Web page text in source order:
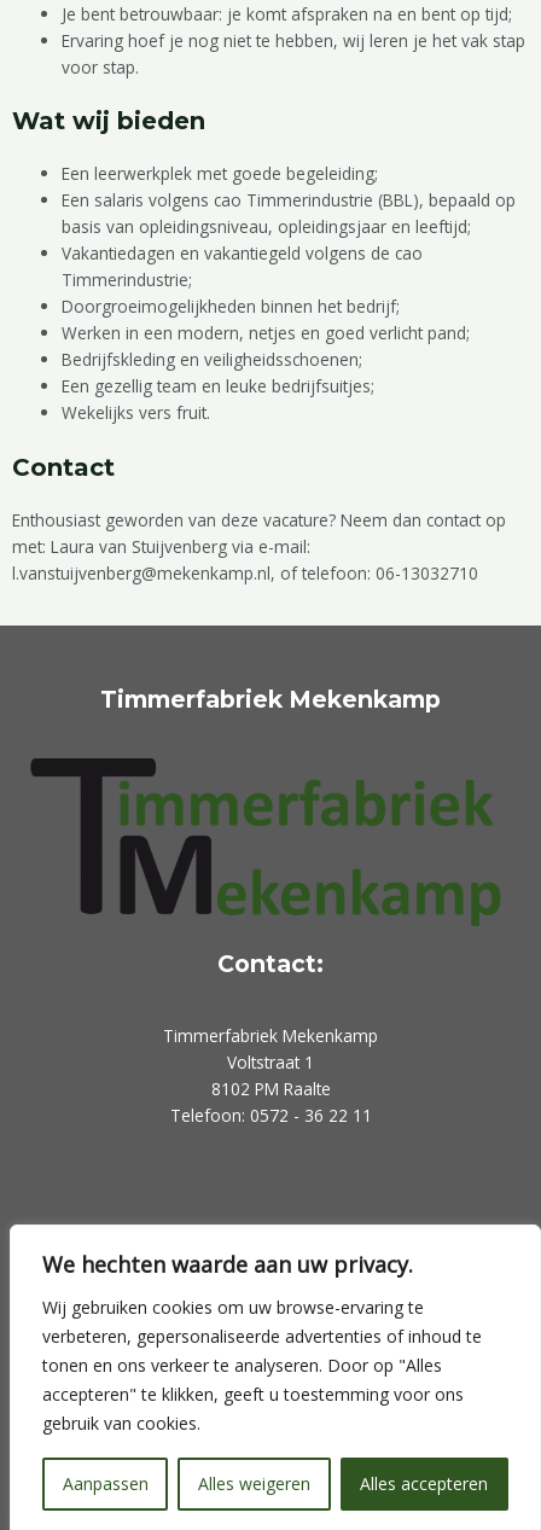
We hechten waarde aan uw privacy.
Wij gebruiken cookies om uw browse-ervaring te
verbeteren, gepersonaliseerde advertenties of inhoud te
tonen en ons verkeer te analyseren. Door op "Alles
accepteren" te klikken, geeft u toestemming voor ons
gebruik van cookies.
Aanpassen Alles weigeren Alles accepteren
Je bent betrouwbaar: je komt afspraken na en bent op tijd;
Ervaring hoef je nog niet te hebben, wij leren je het vak stap
voor stap.
Wat wij bieden
Een leerwerkplek met goede begeleiding;
Een salaris volgens cao Timmerindustrie (BBL), bepaald op
basis van opleidingsniveau, opleidingsjaar en leeftijd;
Vakantiedagen en vakantiegeld volgens de cao
Timmerindustrie;
Doorgroeimogelijkheden binnen het bedrijf;
Werken in een modern, netjes en goed verlicht pand;
Bedrijfskleding en veiligheidsschoenen;
Een gezellig team en leuke bedrijfsuitjes;
Wekelijks vers fruit.
Contact
Enthousiast geworden van deze vacature? Neem dan contact op
met: Laura van Stuijvenberg via e-mail:
l.vanstuijvenberg@mekenkamp.nl, of telefoon: 06-13032710
Timmerfabriek Mekenkamp
Contact:
Timmerfabriek Mekenkamp
Voltstraat 1
8102 PM Raalte
Telefoon: 0572 - 36 22 11
Copyright © 2026 Timmerfabriek Mekenkamp Raalte
Privacy beleid
Disclaimer